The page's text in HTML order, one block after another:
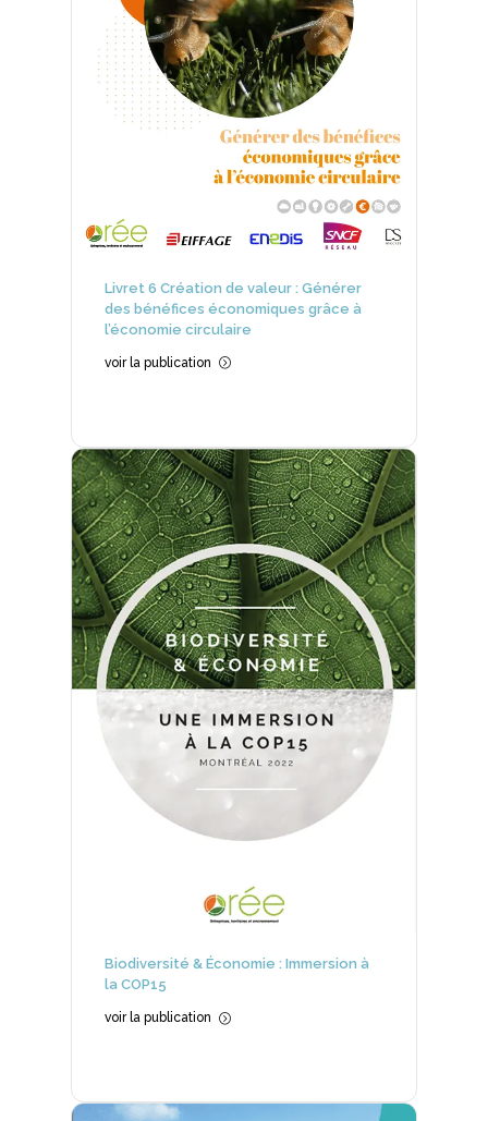
Livret 6 Création de valeur : Générer
des bénéfices économiques grâce à
l’économie circulaire
voir la publication =
Biodiversité & Économie : Immersion à
la COP15
voir la publication =